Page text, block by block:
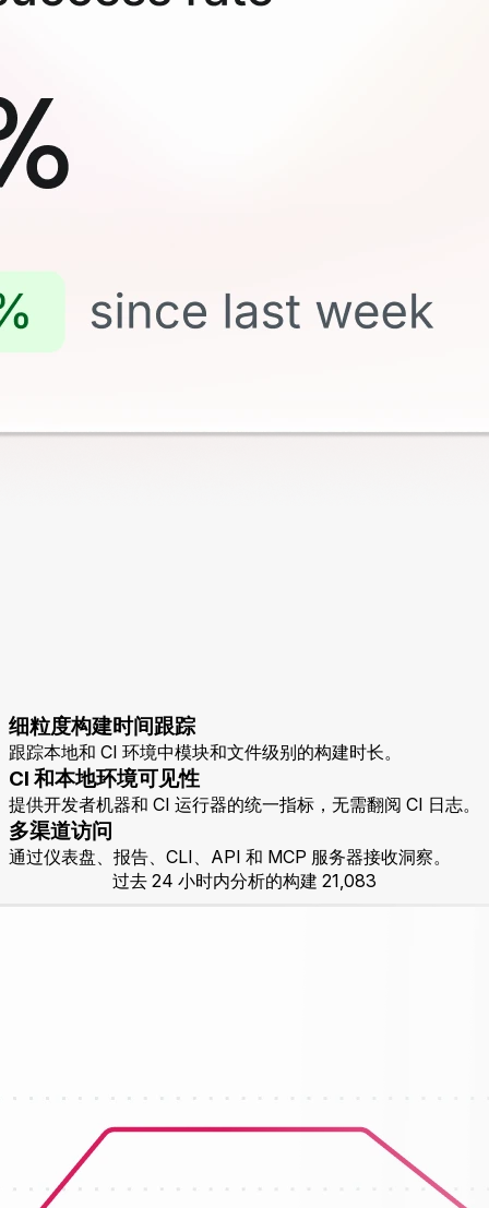
细粒度构建时间跟踪
跟踪本地和 CI 环境中模块和文件级别的构建时长。
CI 和本地环境可见性
提供开发者机器和 CI 运行器的统一指标，无需翻阅 CI 日志。
多渠道访问
通过仪表盘、报告、CLI、API 和 MCP 服务器接收洞察。
过去 24 小时内分析的构建 21,083